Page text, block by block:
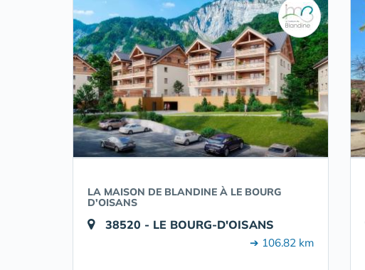
LA MAISON DE BLANDINE À LE BOURG
D'OISANS
38520 - LE BOURG-D'OISANS
➔ 106.82 km